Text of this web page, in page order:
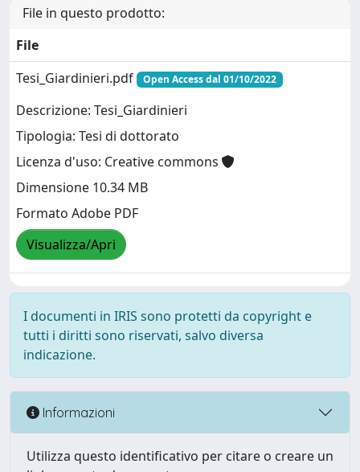
File in questo prodotto:
File
Tesi_Giardinieri.pdf
Open Access dal 01/10/2022
Descrizione: Tesi_Giardinieri
Tipologia: Tesi di dottorato
Licenza d'uso: Creative commons
Dimensione 10.34 MB
Formato Adobe PDF
Visualizza/Apri
I documenti in IRIS sono protetti da copyright e
tutti i diritti sono riservati, salvo diversa
indicazione.
Informazioni
Utilizza questo identificativo per citare o creare un